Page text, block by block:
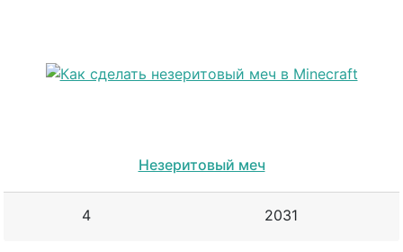
Незеритовый меч
4 2031